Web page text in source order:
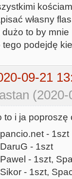
własny
dużo to by mnie
tego podejdę
09-21
to i ja
- 1szt
- 1szt
- 1szt,
- 1szt,